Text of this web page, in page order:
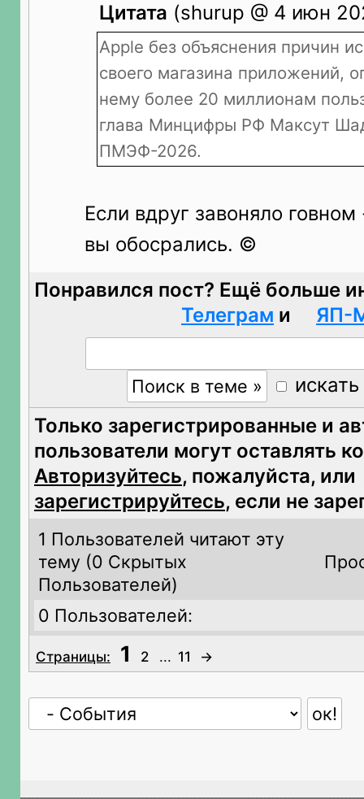
Цитата (shurup @ 4 июн
Apple без объяснения причин
своего магазина приложений,
нему более 20 миллионам
глава Минцифры РФ Максут
ПМЭФ-2026.
Если вдруг завоняло
вы обосрались. ©
Понравился пост? Ещё больше
Телеграм и ЯП-
Только зарегистрированные и
пользователи могут оставлять
Авторизуйтесь, пожалуйста, или
зарегистрируйтесь, если не
1 Пользователей читают эту
тему (0 Скрытых
Пользователей)
0 Пользователей:
Страницы: 1 2 ... 11 →